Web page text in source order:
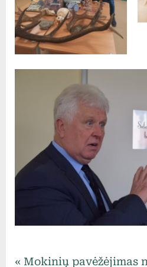
Uncategorized
P
Mokinių pavėžėjimas